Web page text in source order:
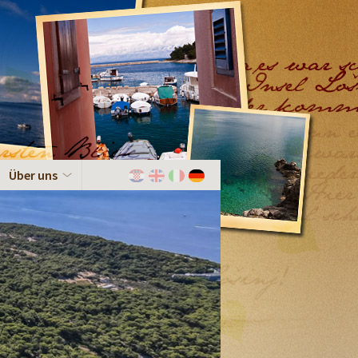
Hrvatski
EnglishItalianoDeutch
Über uns